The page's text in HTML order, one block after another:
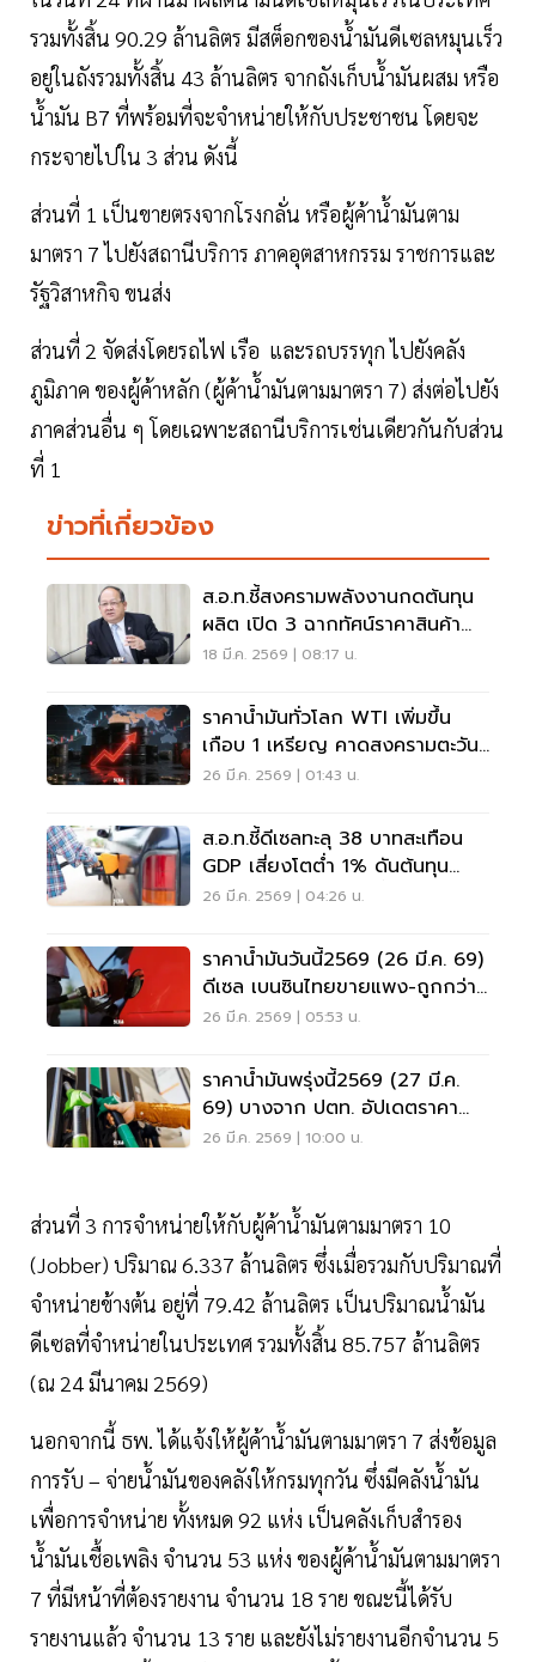
รวมทั้งสิ้น 90.29 ล้านลิตร มีสต็อกของน้ำมันดีเซลหมุนเร็ว
อยู่ในถังรวมทั้งสิ้น 43 ล้านลิตร จากถังเก็บน้ำมันผสม หรือ
น้ำมัน B7 ที่พร้อมที่จะจําหน่ายให้กับประชาชน โดยจะ
กระจายไปใน 3 ส่วน ดังนี้
ส่วนที่ 1 เป็นขายตรงจากโรงกลั่น หรือผู้ค้าน้ำมันตาม
มาตรา 7 ไปยังสถานีบริการ ภาคอุตสาหกรรม ราชการและ
รัฐวิสาหกิจ ขนส่ง
ส่วนที่ 2 จัดส่งโดยรถไฟ เรือ และรถบรรทุก ไปยังคลัง
ภูมิภาค ของผู้ค้าหลัก (ผู้ค้าน้ำมันตามมาตรา 7) ส่งต่อไปยัง
ภาคส่วนอื่น ๆ โดยเฉพาะสถานีบริการเช่นเดียวกันกับส่วน
ที่ 1
ข่าวที่เกี่ยวข้อง
ส.อ.ท.ชี้สงครามพลังงานกดต้นทุน
ผลิต เปิด 3 ฉากทัศน์ราคาสินค้า
ไทย
18 มี.ค. 2569 | 08:17 น.
ราคาน้ำมันทั่วโลก WTI เพิ่มขึ้น
เกือบ 1 เหรียญ คาดสงครามตะวัน
ออกลางคลี่คลาย
26 มี.ค. 2569 | 01:43 น.
ส.อ.ท.ชี้ดีเซลทะลุ 38 บาทสะเทือน
GDP เสี่ยงโตต่ำ 1% ดันต้นทุน
ขนส่งพุ่ง 25% สินค้าขึ้นตาม
26 มี.ค. 2569 | 04:26 น.
ราคาน้ำมันวันนี้2569 (26 มี.ค. 69)
ดีเซล เบนซินไทยขายแพง-ถูกกว่า
อาเซียน
26 มี.ค. 2569 | 05:53 น.
ราคาน้ำมันพรุ่งนี้2569 (27 มี.ค.
69) บางจาก ปตท. อัปเดตราคา
ล่าสุด
26 มี.ค. 2569 | 10:00 น.
ส่วนที่ 3 การจําหน่ายให้กับผู้ค้าน้ำมันตามมาตรา 10
(Jobber) ปริมาณ 6.337 ล้านลิตร ซึ่งเมื่อรวมกับปริมาณที่
จำหน่ายข้างต้น อยู่ที่ 79.42 ล้านลิตร เป็นปริมาณน้ำมัน
ดีเซลที่จำหน่ายในประเทศ รวมทั้งสิ้น 85.757 ล้านลิตร
(ณ 24 มีนาคม 2569)
นอกจากนี้ ธพ. ได้แจ้งให้ผู้ค้าน้ำมันตามมาตรา 7 ส่งข้อมูล
การรับ – จ่ายน้ำมันของคลังให้กรมทุกวัน ซึ่งมีคลังน้ำมัน
เพื่อการจำหน่าย ทั้งหมด 92 แห่ง เป็นคลังเก็บสำรอง
น้ำมันเชื้อเพลิง จำนวน 53 แห่ง ของผู้ค้าน้ำมันตามมาตรา
7 ที่มีหน้าที่ต้องรายงาน จำนวน 18 ราย ขณะนี้ได้รับ
รายงานแล้ว จำนวน 13 ราย และยังไม่รายงานอีกจำนวน 5